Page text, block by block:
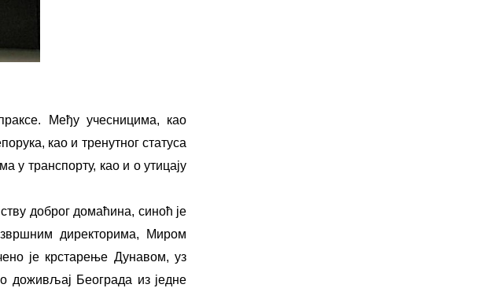
Међу учесницима, као
као и тренутног статуса
у транспорту, као и о утицају
доброг домаћина, синоћ је
директорима, Миром
је крстарење Дунавом, уз
доживљај Београда из једне